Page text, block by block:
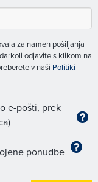
za namen pošiljanja
odjavite s klikom na
v naši Politiki
e-pošti, prek
ponudbe